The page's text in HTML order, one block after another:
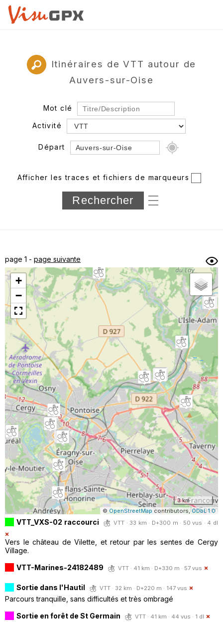
Itinéraires de VTT autour de
Auvers-sur-Oise
Mot clé
Activité
Départ
Département
Longueur min/max
sous-dossiers
Trier par
Horodatage Photos
Afficher les traces et fichiers de marqueurs
page 1 - page suivante
+
−
3 km
© OpenStreetMap contributors,ODbL 1.0
VTT_VXS-02 raccourci VTT · 33 km · D+300 m · 50 vus · 4 dl
Vers le château de Vilette, et retour par les sentes de Cergy
Village.
VTT-Marines-24182489
VTT · 41 km · D+330 m · 57 vus
Sortie dans l'Hautil VTT · 32 km · D+220 m · 147 vus
Parcours tranquille, sans difficultés et très ombragé
Sortie en forêt de St Germain
VTT · 41 km · 44 vus · 1 dl